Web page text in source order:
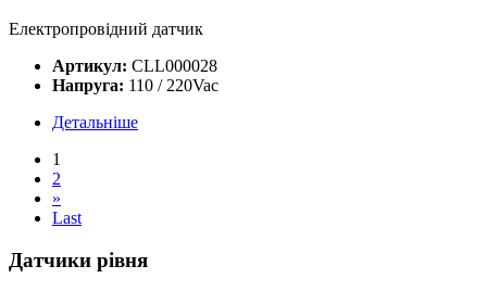
Електропровідний датчик
Артикул: CLL000028
Напруга: 110 / 220Vac
Детальніше
1
2
»
Last
Датчики рівня